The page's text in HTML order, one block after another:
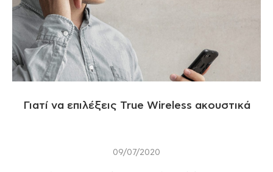
Γιατί να επιλέξεις True Wireless ακουστικά
09/07/2020